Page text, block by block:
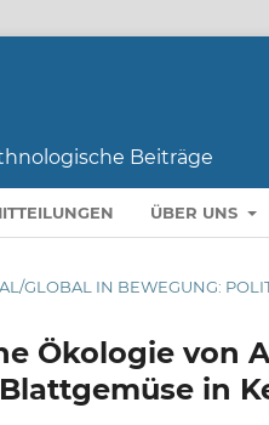
ÜBER UNS
GLOBAL IN BEWEGUNG:
Ökologie von
in